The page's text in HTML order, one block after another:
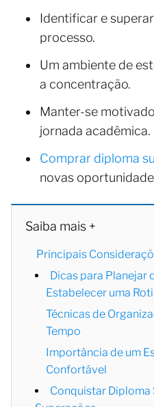
Identificar e
processo.
Um ambiente de
a concentração.
Manter-se
jornada acadêmica.
Comprar diploma
novas
Saiba mais +
Principais
Dicas para Planejar
Estabelecer uma
Técnicas de
Tempo
Importância de um
Confortável
Conquistar Diploma